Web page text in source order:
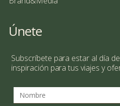
Únete
Subscríbete para estar al día
inspiración para tus viajes y